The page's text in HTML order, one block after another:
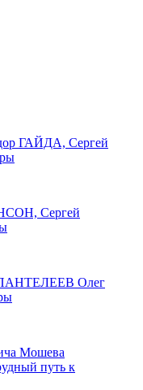
ГАЙДА, Сергей
Сергей
ПАНТЕЛЕЕВ Олег
Мошева
путь к